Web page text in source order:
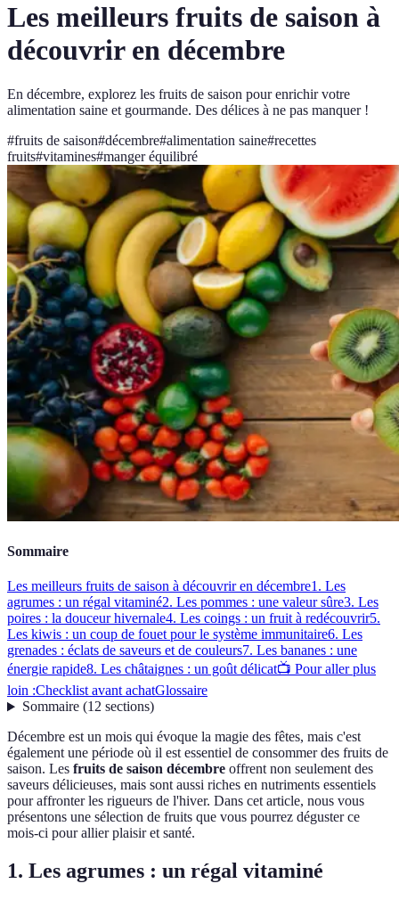
Les meilleurs fruits de saison à
découvrir en décembre
En décembre, explorez les fruits de saison pour enrichir votre
alimentation saine et gourmande. Des délices à ne pas manquer !
#fruits de saison#décembre#alimentation saine#recettes
fruits#vitamines#manger équilibré
Sommaire
Les meilleurs fruits de saison à découvrir en décembre1. Les
agrumes : un régal vitaminé2. Les pommes : une valeur sûre3. Les
poires : la douceur hivernale4. Les coings : un fruit à redécouvrir5.
Les kiwis : un coup de fouet pour le système immunitaire6. Les
grenades : éclats de saveurs et de couleurs7. Les bananes : une
énergie rapide8. Les châtaignes : un goût délicat📺 Pour aller plus
loin :Checklist avant achatGlossaire
Sommaire(12 sections)
Décembre est un mois qui évoque la magie des fêtes, mais c'est
également une période où il est essentiel de consommer des fruits de
saison. Les fruits de saison décembre offrent non seulement des
saveurs délicieuses, mais sont aussi riches en nutriments essentiels
pour affronter les rigueurs de l'hiver. Dans cet article, nous vous
présentons une sélection de fruits que vous pourrez déguster ce
mois-ci pour allier plaisir et santé.
1. Les agrumes : un régal vitaminé